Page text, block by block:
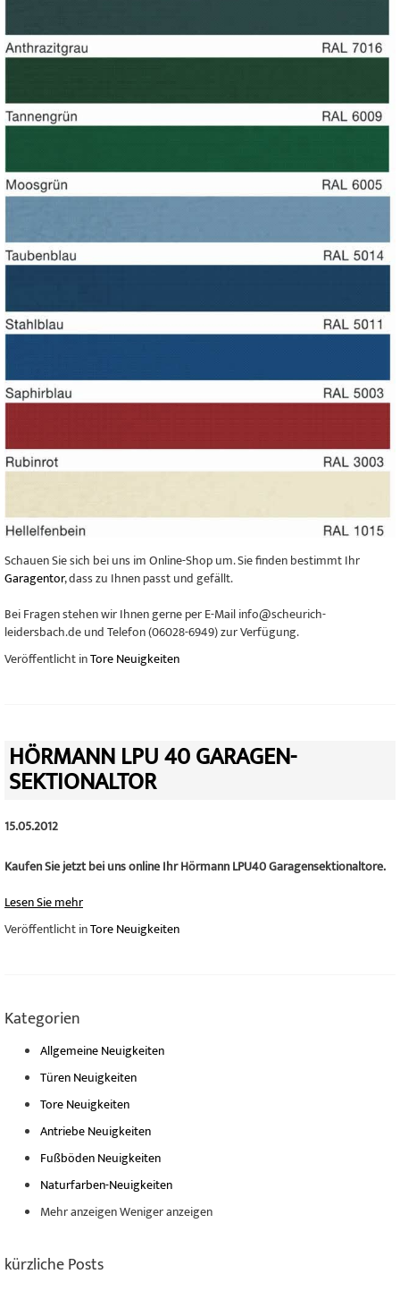
Schauen Sie sich bei uns im Online-Shop um. Sie finden bestimmt Ihr
Garagentor, dass zu Ihnen passt und gefällt.
Bei Fragen stehen wir Ihnen gerne per E-Mail info@scheurich-
leidersbach.de und Telefon (06028-6949) zur Verfügung.
Veröffentlicht inTore Neuigkeiten
HÖRMANN LPU 40 GARAGEN-
SEKTIONALTOR
15.05.2012
Kaufen Sie jetzt bei uns online Ihr Hörmann LPU40 Garagensektionaltore.
Lesen Sie mehr
Veröffentlicht inTore Neuigkeiten
Kategorien
Allgemeine Neuigkeiten
Türen Neuigkeiten
Tore Neuigkeiten
Antriebe Neuigkeiten
Fußböden Neuigkeiten
Naturfarben-Neuigkeiten
Mehr anzeigenWeniger anzeigen
kürzliche Posts